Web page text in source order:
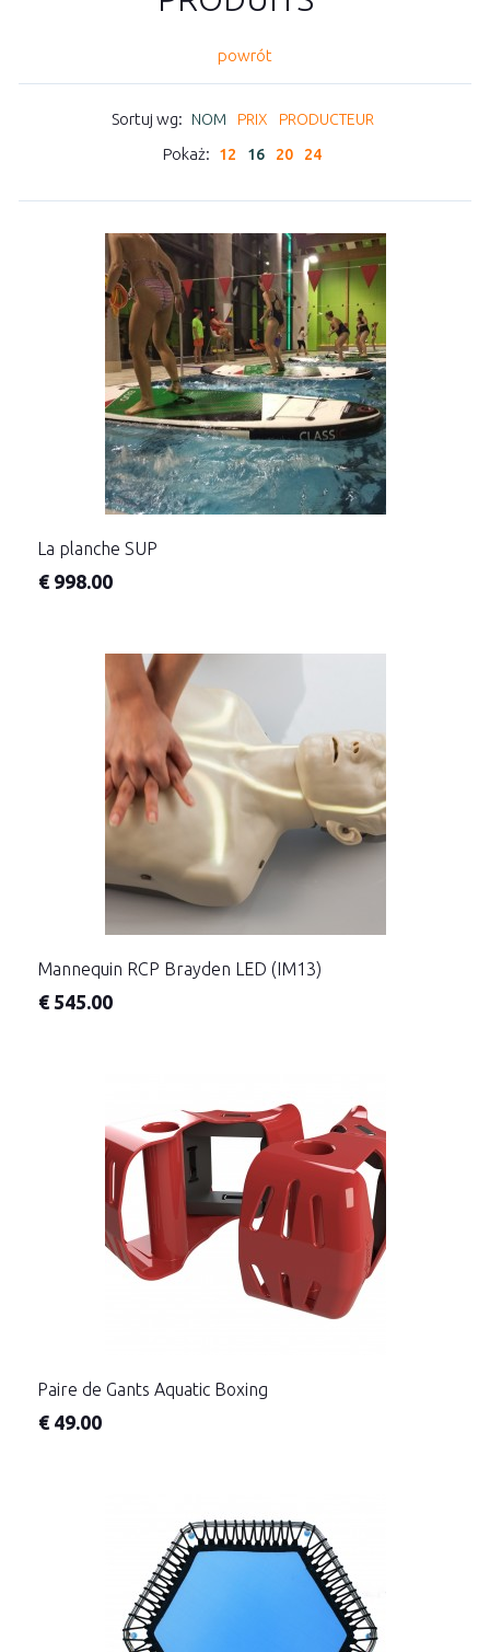
powrót
Sortuj wg: NOM PRIX PRODUCTEUR
Pokaż: 12 16 20 24
La planche SUP
€ 998.00
Mannequin RCP Brayden LED (IM13)
€ 545.00
Paire de Gants Aquatic Boxing
€ 49.00